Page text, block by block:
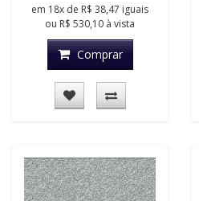
em 18x de R$ 38,47 iguais
ou R$ 530,10 à vista
Comprar